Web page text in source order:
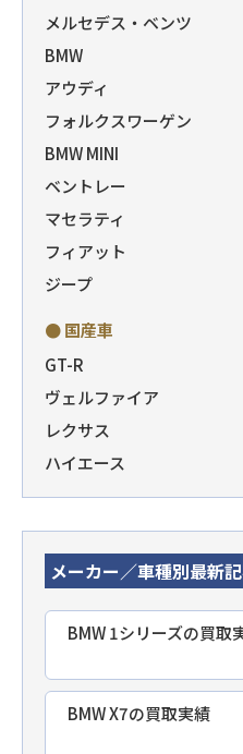
メルセデス・ベンツ
BMW
アウディ
フォルクスワーゲン
BMW MINI
ベントレー
マセラティ
フィアット
ジープ
● 国産車
GT-R
ヴェルファイア
レクサス
ハイエース
メーカー／車種別最新
BMW 1シリーズの買取
BMW X7の買取実績